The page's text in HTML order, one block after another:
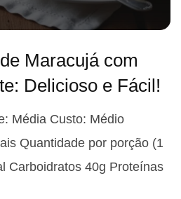
Maracujá com
Delicioso e Fácil!
Média Custo: Médio
Quantidade por porção (1
Carboidratos 40g Proteínas